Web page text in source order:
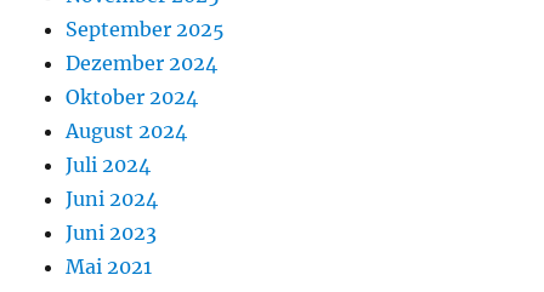
September 2025
Dezember 2024
Oktober 2024
August 2024
Juli 2024
Juni 2024
Juni 2023
Mai 2021